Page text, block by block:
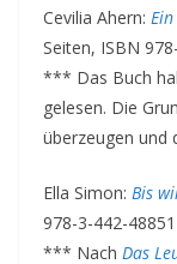
Cevilia Ahern:
Seiten, ISBN
*** Das Buch
gelesen. Die
überzeugen
Ella Simon: Bis
978-3-442-
*** Nach Das